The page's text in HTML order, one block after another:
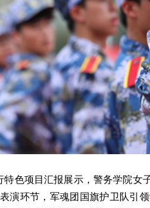
特色项目汇报展示，警务学院女
演环节，军魂团国旗护卫队引